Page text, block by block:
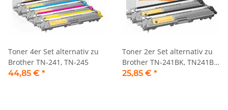
Toner 4er Set alternativ zu
Brother TN-241, TN-245
44,85 € *
Toner 2er Set alternativ zu
Brother TN-241BK, TN241BK,
TN241 schwarz
25,85 € *